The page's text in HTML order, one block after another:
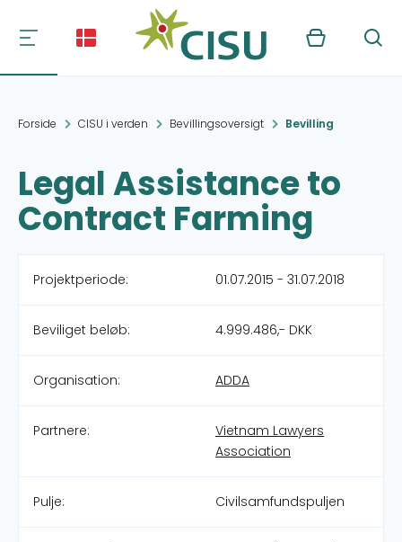
Kurv Søg
Forside CISU i verden Bevillingsoversigt Bevilling
Legal Assistance to
Contract Farming
Projektperiode: 01.07.2015 - 31.07.2018
Beviliget beløb: 4.999.486,- DKK
Organisation: ADDA
Partnere:
Vietnam Lawyers
Association
Pulje: Civilsamfundspuljen